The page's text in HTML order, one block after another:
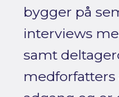
bygger på
interviews
samt